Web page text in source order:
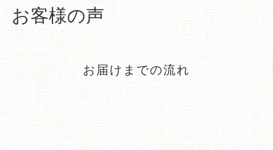
お客様の声
お届けまでの流れ